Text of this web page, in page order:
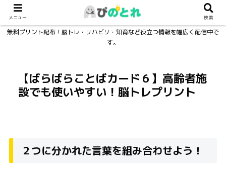
無料プリント配布！脳トレ・リハビリ・知育など役立つ情報を幅広く配信中で
す。
【ばらばらことばカード６】高齢者施
設でも使いやすい！脳トレプリント
２つに分かれた言葉を組み合わせよう！
メニュー 検索